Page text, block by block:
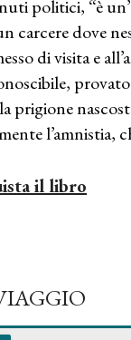
politici, “è
carcere dove
di visita e
prigione
l’amnistia,
il libro